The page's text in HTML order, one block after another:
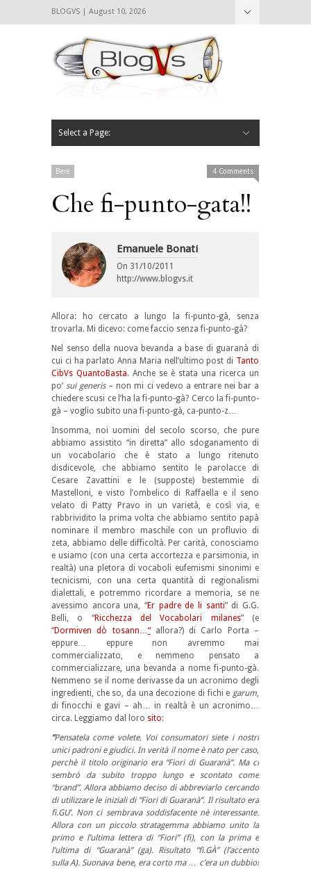
BLOGVS | August 10, 2026
Select a Page:
Bere 4 Comments
Che fi-punto-gata!!
Emanuele Bonati
On 31/10/2011
http://www.blogvs.it
Allora: ho cercato a lungo la fi-punto-gà, senza
trovarla. Mi dicevo: come faccio senza fi-punto-gà?
Nel senso della nuova bevanda a base di guaranà di
cui ci ha parlato Anna Maria nell’ultimo post di Tanto
CibVs QuantoBasta. Anche se è stata una ricerca un
po’ sui generis– non mi ci vedevo a entrare nei bar a
chiedere scusi ce l’ha la fi-punto-gà? Cerco la fi-punto-
gà – voglio subito una fi-punto-gà, ca-punto-z…
Insomma, noi uomini del secolo scorso, che pure
abbiamo assistito “in diretta” allo sdoganamento di
un vocabolario che è stato a lungo ritenuto
disdicevole, che abbiamo sentito le parolacce di
Cesare Zavattini e le (supposte) bestemmie di
Mastelloni, e visto l’ombelico di Raffaella e il seno
velato di Patty Pravo in un varietà, e così via, e
rabbrividito la prima volta che abbiamo sentito papà
nominare il membro maschile con un profluvio di
zeta, abbiamo delle difficoltà. Per carità, conosciamo
e usiamo (con una certa accortezza e parsimonia, in
realtà) una pletora di vocaboli eufemismi sinonimi e
tecnicismi, con una certa quantità di regionalismi
dialettali, e potremmo ricordare a memoria, se ne
avessimo ancora una, “Er padre de li santi” di G.G.
Belli, o “Ricchezza del Vocabolari milanes” (e
“Dormiven dò tosann… “allora?) di Carlo Porta –
eppure… eppure non avremmo mai
commercializzato, e nemmeno pensato a
commercializzare, una bevanda a nome fi-punto-gà.
Nemmeno se il nome derivasse da un acronimo degli
ingredienti, che so, da una decozione di fichi e garum
di finocchi e gavi – ah… in realtà è un acronimo…
circa. Leggiamo dal loro sito:
“Pensatela come volete. Voi consumatori siete i nostri
unici padroni e giudici. In verità il nome è nato per caso,
perchè il titolo originario era “Fiori di Guaranà”. Ma ci
sembrò da subito troppo lungo e scontato come
“brand”. Allora abbiamo deciso di abbreviarlo cercando
di utilizzare le iniziali di “Fiori di Guaranà”. Il risultato era
fi.GU’. Non ci sembrava soddisfacente nè interessante.
Allora con un piccolo stratagemma abbiamo unito la
primo e l’ultima lettera di “Fiori” (fi), con la prima e
l’ultima di “Guaranà” (ga). Risultato “fi.GÀ” (l’accento
sulla A). Suonava bene, era corto ma … c’era un dubbio!